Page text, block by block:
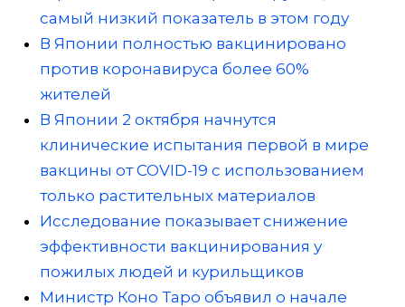
самый низкий показатель в этом году
В Японии полностью вакцинировано
против коронавируса более 60%
жителей
В Японии 2 октября начнутся
клинические испытания первой в мире
вакцины от COVID-19 с использованием
только растительных материалов
Исследование показывает снижение
эффективности вакцинирования у
пожилых людей и курильщиков
Министр Коно Таро объявил о начале